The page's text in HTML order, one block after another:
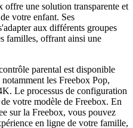
une solution transparente et
votre enfant. Ses
aux différents groupes
familles, offrant ainsi une
parental est disponible
les Freebox Pop,
Le processus de configuration
votre modèle de Freebox. En
sur la Freebox, vous pouvez
en ligne de votre famille,